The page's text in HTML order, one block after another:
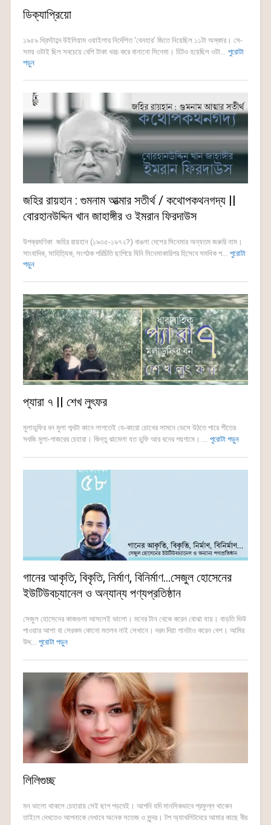
ডিক্যাপ্রিয়ো
১৯৫৯ খ্রিস্টাব্দে উইলিয়াম ওয়াইলার নির্দেশিত ‘বেনহার’ জিতে নিয়েছিল ১১টা অস্কার। সে-
সময় ওটাই ছিল সবচেয়ে বেশি টাকা খরচ করে বানানো সিনেমা। হিটও হয়েছিল ওটা... পুরোটা
পড়ুন
জহির রায়হান : গুমনাম আত্মার সতীর্থ / কথোপকথনগদ্য ||
বোরহানউদ্দিন খান জাহাঙ্গীর ও ইমরান ফিরদাউস
উপক্রমণিকা জহির রায়হান (১৯৩৫-১৯৭২?) বাঙলা দেশের সিনেমার অন্যতম জরুরি নাম।
সাংবাদিক, সাহিত্যিক, সংগঠক পরিচিতি ছাপিয়ে যিনি সিনেমাকারিগর হিসেবে সমধিক প... পুরোটা
পড়ুন
প্যারা ৭ || শেখ লুৎফর
মুলাডুফির বন মুলা শব্দটা কানে লাগতেই যে-কারো চোখের সামনে ভেসে উঠতে পারে শীতের
সবজি মুলা-গাজরের চেহারা। কিন্তু ঝামেলা যত ডুফি আর বনের পয়গামে। ... পুরোটা পড়ুন
গানের আকৃতি, বিকৃতি, নির্মাণ, বিনির্মাণ…সেজুল হোসেনের
ইউটিউবচ্যানেল ও অন্যান্য পণ্যপ্রতিষ্ঠান
সেজুল হোসেনের কাজগুলা আসলেই ভালো। মনের টান থেকে করেন বোঝা যায়। বাড়তি ভিউ
পাওয়ার আশা বা সেরকম কোনো মতলব নাই সেখানে। দরদ দিয়া গানটাও করেন বেশ। আমির
উদ্দ... পুরোটা পড়ুন
লিলিগুচ্ছ
মন ভালো থাকলে চেহারায় সেই ছাপ পড়বেই। আপনি যদি মানসিকভাবে প্রফুল্ল থাকেন
তাইলে দেখতেও আপনাকে দেখাবে অনেক সতেজ ও সুন্দর। টপ অ্যাথলিটদেরে আমার কাছে বীর